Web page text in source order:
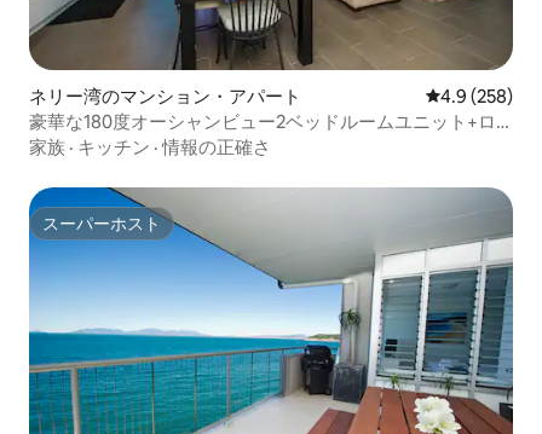
ネリー湾のマンション・アパート レビュー258
4.9 (258)
豪華な180度オーシャンビュー2ベッドルームユニット+ロ
ックウォラビー
家族 · キッチン ·情報の正確さ
スーパーホスト
スーパーホスト